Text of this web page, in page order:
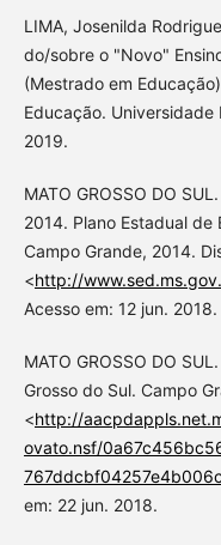
LIMA, Josenilda
do/sobre o "Novo"
(Mestrado em
Educação. Universidade
2019.
MATO GROSSO DO
2014. Plano Estadual de
Campo Grande, 2014.
<http://
Acesso em: 12 jun. 2018.
MATO GROSSO DO
Grosso do Sul. Campo
<http://
ovato.nsf/
em: 22 jun. 2018.